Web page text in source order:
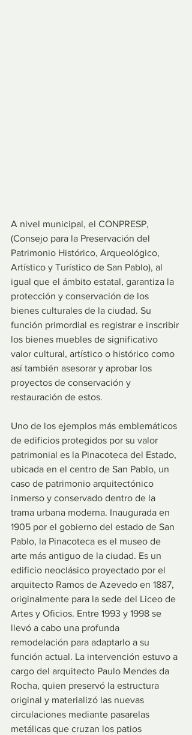
A nivel municipal, el CONPRESP,
(Consejo para la Preservación del
Patrimonio Histórico, Arqueológico,
Artístico y Turístico de San Pablo), al
igual que el ámbito estatal, garantiza la
protección y conservación de los
bienes culturales de la ciudad. Su
función primordial es registrar e inscribir
los bienes muebles de significativo
valor cultural, artístico o histórico como
así también asesorar y aprobar los
proyectos de conservación y
restauración de estos.
Uno de los ejemplos más emblemáticos
de edificios protegidos por su valor
patrimonial es la Pinacoteca del Estado,
ubicada en el centro de San Pablo, un
caso de patrimonio arquitectónico
inmerso y conservado dentro de la
trama urbana moderna. Inaugurada en
1905 por el gobierno del estado de San
Pablo, la Pinacoteca es el museo de
arte más antiguo de la ciudad. Es un
edificio neoclásico proyectado por el
arquitecto Ramos de Azevedo en 1887,
originalmente para la sede del Liceo de
Artes y Oficios. Entre 1993 y 1998 se
llevó a cabo una profunda
remodelación para adaptarlo a su
función actual. La intervención estuvo a
cargo del arquitecto Paulo Mendes da
Rocha, quien preservó la estructura
original y materializó las nuevas
circulaciones mediante pasarelas
metálicas que cruzan los patios